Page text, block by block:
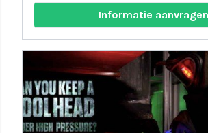
Informatie aanvragen